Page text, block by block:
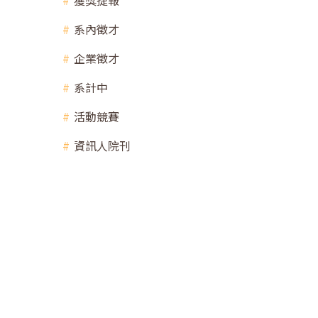
系內徵才
企業徵才
系計中
活動競賽
資訊人院刊